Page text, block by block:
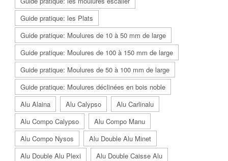
Guide pratique: les Plats
Guide pratique: Moulures de 10 à 50 mm de large
Guide pratique: Moulures de 100 à 150 mm de large
Guide pratique: Moulures de 50 à 100 mm de large
Guide pratique: Moulures déclinées en bois noble
Alu Alaina
Alu Calypso
Alu Carlinalu
Alu Compo Calypso
Alu Compo Manu
Alu Compo Nysos
Alu Double Alu Minet
Alu Double Alu Plexi
Alu Double Caisse Alu